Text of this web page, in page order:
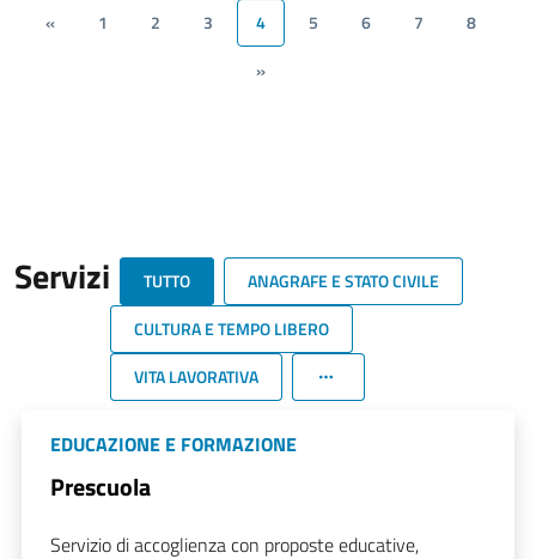
« 1 2 3 4 5 6 7
8
»
Servizi TUTTO
ANAGRAFE E STATO CIVILE
CULTURA E TEMPO LIBERO
VITA LAVORATIVA
EDUCAZIONE E FORMAZIONE
Prescuola
Servizio di accoglienza con proposte educative,